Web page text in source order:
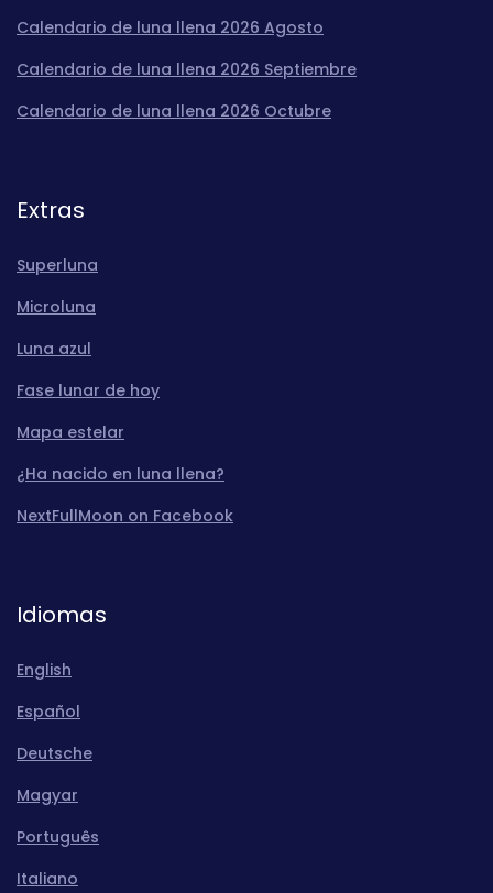
Calendario de luna llena 2026 Agosto
Calendario de luna llena 2026 Septiembre
Calendario de luna llena 2026 Octubre
Extras
Superluna
Microluna
Luna azul
Fase lunar de hoy
Mapa estelar
¿Ha nacido en luna llena?
NextFullMoon on Facebook
Idiomas
English
Español
Deutsche
Magyar
Português
Italiano